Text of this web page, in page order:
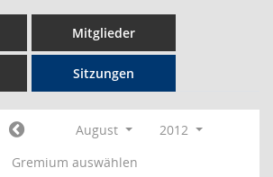
Mitglieder
Sitzungen
August
2012
Gremium auswählen